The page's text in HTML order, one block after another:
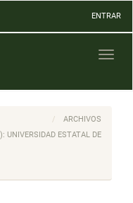
ENTRAR
ARCHIVOS
UNIVERSIDAD ESTATAL DE